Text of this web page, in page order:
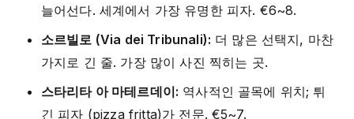
늘어선다. 세계에서 가장 유명한 피자. €6~8.
소르빌로 (Via dei Tribunali): 더 많은 선택지, 마찬
가지로 긴 줄. 가장 많이 사진 찍히는 곳.
스타리타 아 마테르데이: 역사적인 골목에 위치; 튀
긴 피자 (pizza fritta)가 전문. €5~7.